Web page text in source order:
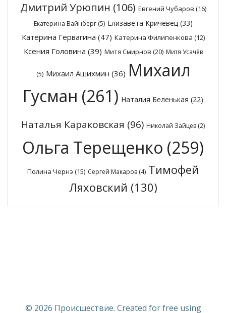
Дмитрий Урюпин (106) Евгений Чубаров (16)
Екатерина Вайнберг(5) Елизавета Кричевец(33)
Катерина Гервагина (47) Катерина Филипенкова (12)
Ксения Головина (39) Митя Смирнов (20) Митя Усачёв
(5) Михаил Ашихмин (36) Михаил
Гусман (261) Наталия Беленькая (22)
Наталья Караковская (96) Николай Зайцев (2)
Ольга Терещенко (259)
Полина Чернэ (15) Сергей Макаров (4) Тимофей
Ляховский (130)
© 2026 Происшествие. Created for free using